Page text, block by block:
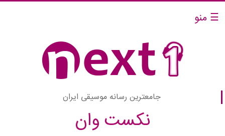
☰ منو
جامعترین رسانه موسیقی ایران
نکست وان